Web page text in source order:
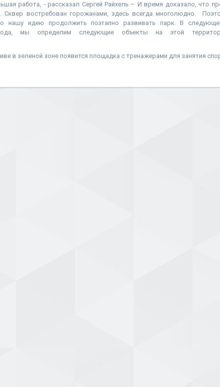
работа, - рассказал Сергей Райхель – И время доказало, что
востребован горожанами, здесь всегда многолюдно.
нашу идею продолжить поэтапно развивать парк. В
мы определим следующие объекты на этой
в зеленой зоне появится площадка с тренажерами для занятия